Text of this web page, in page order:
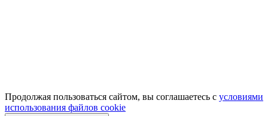
Продолжая пользоваться сайтом, вы соглашаетесь с условиями
использования файлов cookie